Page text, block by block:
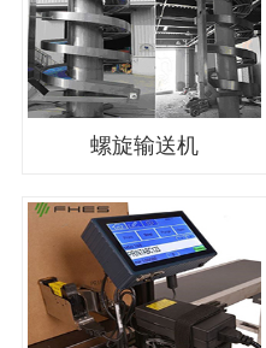
螺旋输送机